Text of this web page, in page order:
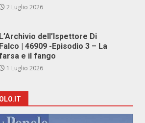
2 Luglio 2026
L’Archivio dell’Ispettore Di
Falco | 46909 -Episodio 3 – La
e il fango
1 Luglio 2026